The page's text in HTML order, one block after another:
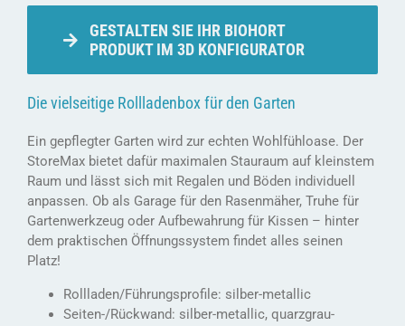
GESTALTEN SIE IHR BIOHORT
PRODUKT IM 3D KONFIGURATOR
Die vielseitige Rollladenbox für den Garten
Ein gepflegter Garten wird zur echten Wohlfühloase. Der
StoreMax bietet dafür maximalen Stauraum auf kleinstem
Raum und lässt sich mit Regalen und Böden individuell
anpassen. Ob als Garage für den Rasenmäher, Truhe für
Gartenwerkzeug oder Aufbewahrung für Kissen – hinter
dem praktischen Öffnungssystem findet alles seinen
Platz!
Rollladen/Führungsprofile: silber-metallic
Seiten-/Rückwand: silber-metallic, quarzgrau-